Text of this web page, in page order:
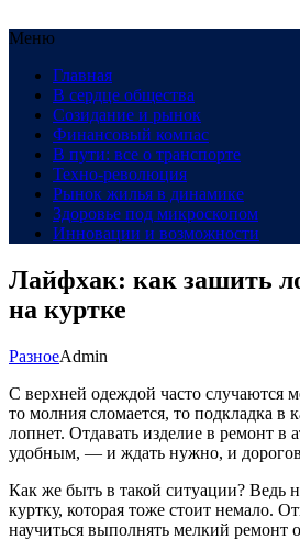
Меню
Главная
В сердце общества
Созидание и рынок
Финансовый компас
В пути: все о транспорте
Техно-революция
Рынок жилья в динамике
Здоровье под микроскопом
Инновации и возможности
Лайфхак: как зашить
на куртке
РазноеAdmin
С верхней одеждой часто случаются
то молния сломается, то подкладка в
лопнет. Отдавать изделие в ремонт в
удобным, — и ждать нужно, и
Как же быть в такой ситуации? Ведь
куртку, которая тоже стоит немало.
научиться выполнять мелкий